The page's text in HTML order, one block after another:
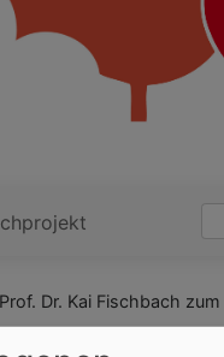
Dr. Kai Fischbach